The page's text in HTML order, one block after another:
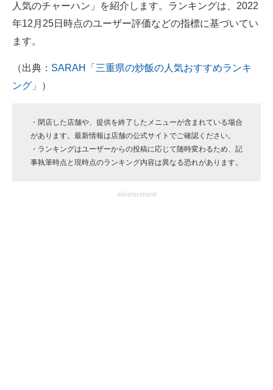
企業ITのトレンドを詳説
経営リーダーのコミュニティ
ITエンジニア向け専門サイト
企業向けIT製品の総合サイト
製造業のIT導入・活用を支援
人気のチャーハン」を紹介します。ランキングは、2022
年12月25日時点のユーザー評価などの指標に基づいてい
ます。
（出典： SARAH「三重県の炒飯の人気おすすめランキ
ング」
）
・閉店した店舗や、提供を終了したメニューが含まれている場合
があります。最新情報は店舗の公式サイトでご確認ください。
・ランキングはユーザーからの投稿に応じて随時変わるため、記
事執筆時点と現時点のランキング内容は異なる恐れがあります。
advertisement